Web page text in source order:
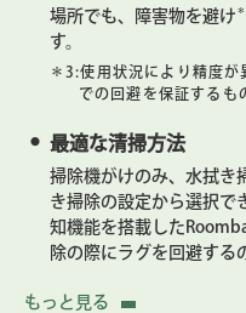
場所でも、障害物を避け
す。
＊3:使用状況により精度が
での回避を保証するも
最適な清掃方法
掃除機がけのみ、水拭き
き掃除の設定から選択で
知機能を搭載した
除の際にラグを回避する
もっと見る
お掃除を完全にカスタ